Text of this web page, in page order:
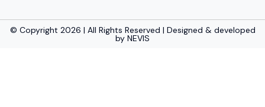
© Copyright 2026 | All Rights Reserved | Designed & developed
by NEVIS